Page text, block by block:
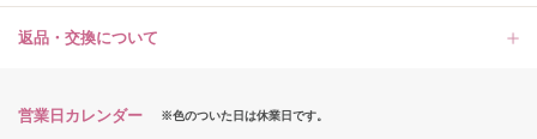
返品・交換について
営業日カレンダー ※色のついた日は休業日です。